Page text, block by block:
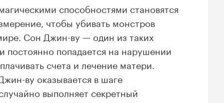
способностями становятся
чтобы убивать монстров
Сон Джин-ву — один из таких
постоянно попадается на нарушении
счета и лечение матери.
ву оказывается в шаге
выполняет секретный